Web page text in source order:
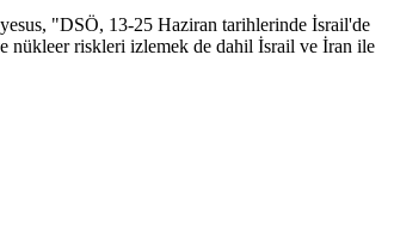
"DSÖ, 13-25 Haziran tarihlerinde İsrail'de
nükleer riskleri izlemek de dahil İsrail ve İran ile